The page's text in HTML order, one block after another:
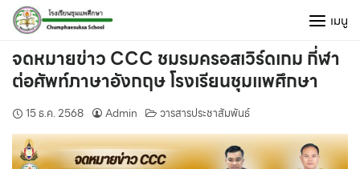
Skip
content
เมนู
จดหมายข่าว CCC ชมรมครอสเวิร์ดเกม กี่ฬา
ต่อศัพท์ภาษาอังกฤษ โรงเรียนชุมแพศึกษา
15 ธ.ค. 2568 Admin วารสารประชาสัมพันธ์